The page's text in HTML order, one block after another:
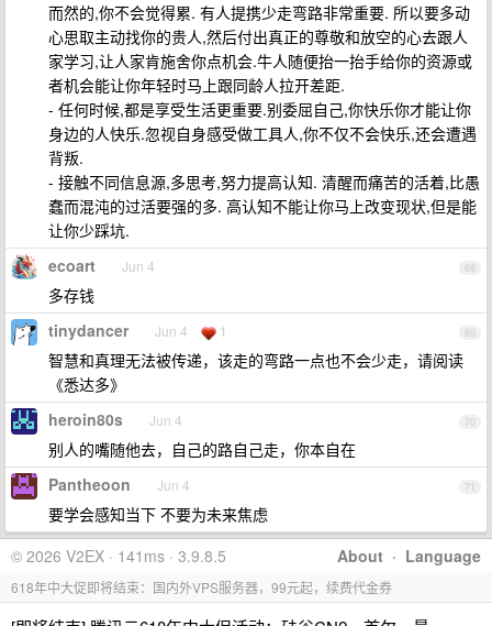
而然的,你不会觉得累. 有人提携少走弯路非常重要. 所以要多动
心思取主动找你的贵人,然后付出真正的尊敬和放空的心去跟人
家学习,让人家肯施舍你点机会.牛人随便抬一抬手给你的资源或
者机会能让你年轻时马上跟同龄人拉开差距.
- 任何时候,都是享受生活更重要.别委屈自己,你快乐你才能让你
身边的人快乐.忽视自身感受做工具人,你不仅不会快乐,还会遭遇
背叛.
- 接触不同信息源,多思考,努力提高认知. 清醒而痛苦的活着,比愚
蠢而混沌的过活要强的多. 高认知不能让你马上改变现状,但是能
让你少踩坑.
68
ecoart Jun 4
多存钱
69
tinydancer Jun 4 1
智慧和真理无法被传递，该走的弯路一点也不会少走，请阅读
《悉达多》
70
heroin80s Jun 4
别人的嘴随他去，自己的路自己走，你本自在
71
Pantheoon Jun 4
要学会感知当下 不要为未来焦虑
About · Language
© 2026 V2EX · 141ms · 3.9.8.5
618年中大促即将结束：国内外VPS服务器，99元起，续费代金券